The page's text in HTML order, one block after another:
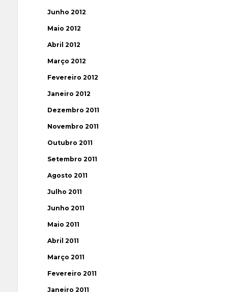
Junho 2012
Maio 2012
Abril 2012
Março 2012
Fevereiro 2012
Janeiro 2012
Dezembro 2011
Novembro 2011
Outubro 2011
Setembro 2011
Agosto 2011
Julho 2011
Junho 2011
Maio 2011
Abril 2011
Março 2011
Fevereiro 2011
Janeiro 2011